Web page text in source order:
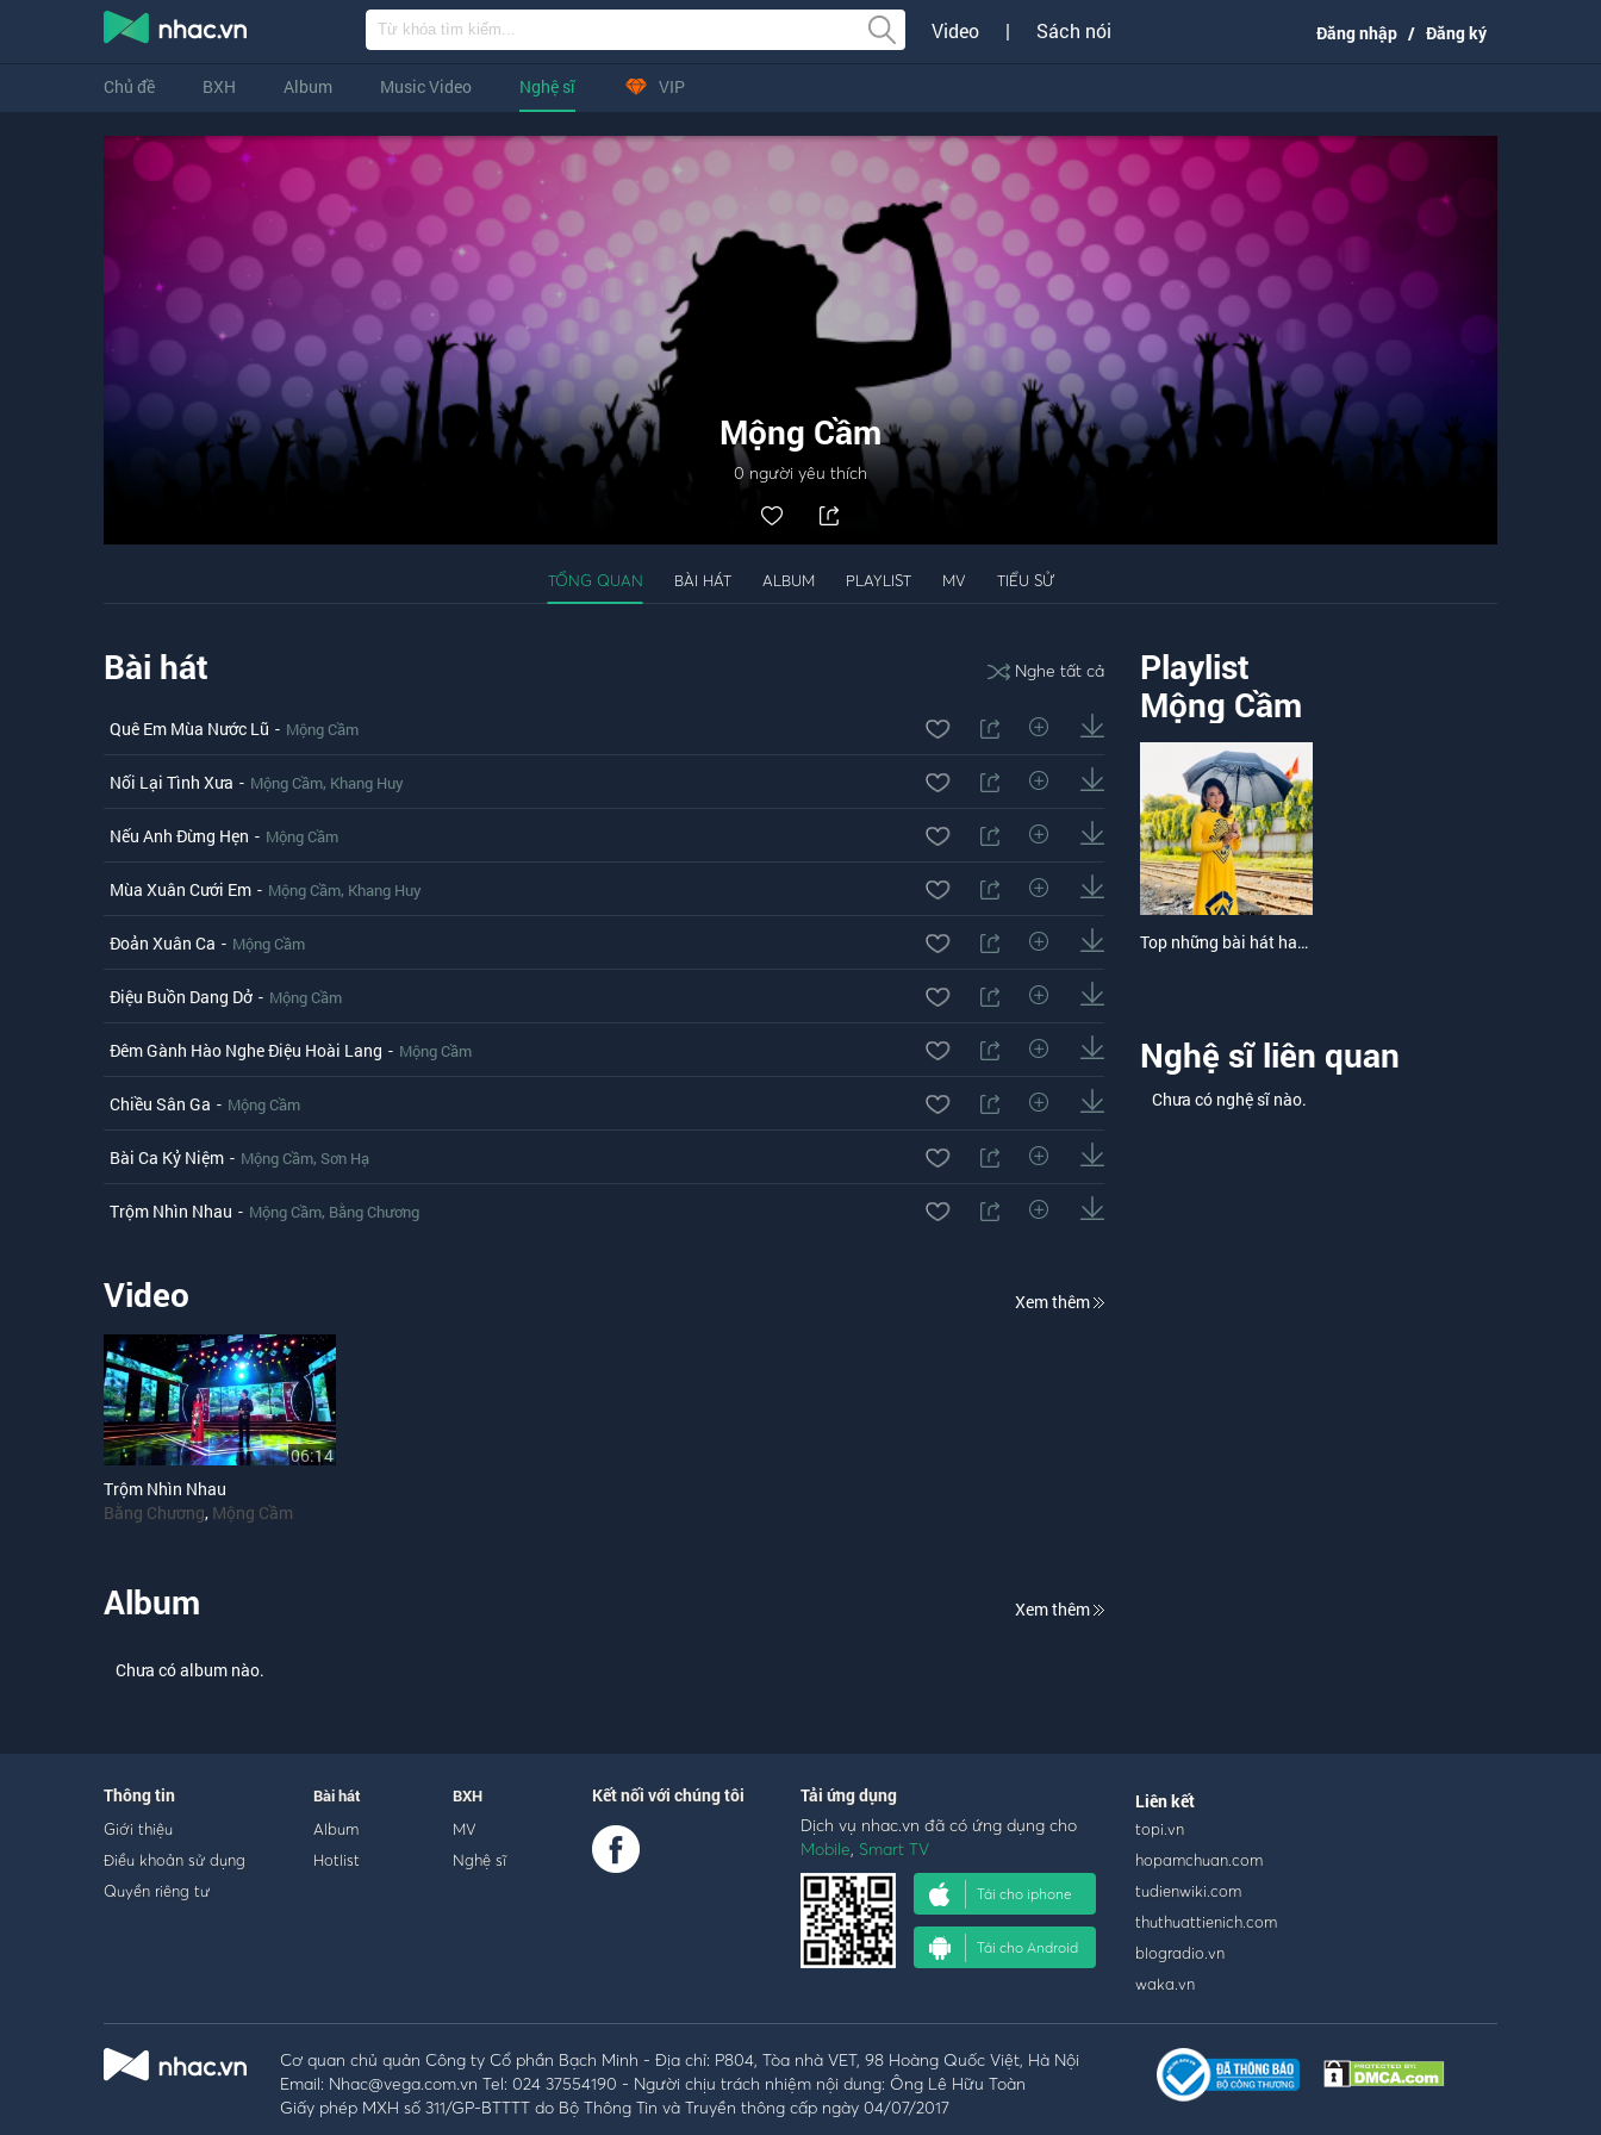
Video | Sách nói Đăng nhập / Đăng ký
Chủ đề BXH Album Music Video Nghệ sĩ VIP
Mộng Cầm
0 người yêu thích
TỔNG QUAN BÀI HÁT ALBUM PLAYLIST MV TIỂU SỬ
Bài hát Nghe tất cả
Quê Em Mùa Nước Lũ - Mộng Cầm
Nối Lại Tình Xưa - Mộng Cầm, Khang Huy
Nếu Anh Đừng Hẹn - Mộng Cầm
Mùa Xuân Cưới Em - Mộng Cầm, Khang Huy
Đoản Xuân Ca - Mộng Cầm
Điệu Buồn Dang Dở - Mộng Cầm
Đêm Gành Hào Nghe Điệu Hoài Lang - Mộng Cầm
Chiều Sân Ga - Mộng Cầm
Bài Ca Kỷ Niệm - Mộng Cầm, Sơn Hạ
Trộm Nhìn Nhau - Mộng Cầm, Bằng Chương
Video Xem thêm
06:14
Trộm Nhìn Nhau
Bằng Chương, Mộng Cầm
Album Xem thêm
Chưa có album nào.
Playlist
Mộng Cầm
Top những bài hát hay nhất của Mộng Cầm
Nghệ sĩ liên quan
Chưa có nghệ sĩ nào.
Thông tin
Giới thiệu
Điều khoản sử dụng
Quyền riêng tư
Bài hát
Album
Hotlist
BXH
MV
Nghệ sĩ
Kết nối với chúng tôi Tải ứng dụng
Dịch vụ nhac.vn đã có ứng dụng cho
Mobile, Smart TV
Tải cho iphone
Tải cho Android
Liên kết
topi.vn
hopamchuan.com
tudienwiki.com
thuthuattienich.com
blogradio.vn
waka.vn
Cơ quan chủ quản Công ty Cổ phần Bạch Minh - Địa chỉ: P804, Tòa nhà VET, 98 Hoàng Quốc Việt, Hà Nội
Email: Nhac@vega.com.vn Tel: 024 37554190 - Người chịu trách nhiệm nội dung: Ông Lê Hữu Toàn
Giấy phép MXH số 311/GP-BTTTT do Bộ Thông Tin và Truyền thông cấp ngày 04/07/2017